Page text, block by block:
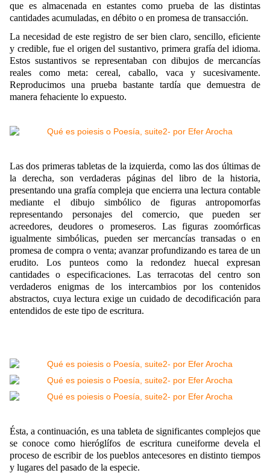
que es almacenada en estantes como prueba de las distintas
cantidades acumuladas, en débito o en promesa de transacción.
La necesidad de este registro de ser bien claro, sencillo, eficiente
y credible, fue el origen del sustantivo, primera grafía del idioma.
Estos sustantivos se representaban con dibujos de mercancías
reales como meta: cereal, caballo, vaca y sucesivamente.
Reproducimos una prueba bastante tardía que demuestra de
manera fehaciente lo expuesto.
Las dos primeras tabletas de la izquierda, como las dos últimas de
la derecha, son verdaderas páginas del libro de la historia,
presentando una grafía compleja que encierra una lectura contable
mediante el dibujo simbólico de figuras antropomorfas
representando personajes del comercio, que pueden ser
acreedores, deudores o promeseros. Las figuras zoomórficas
igualmente simbólicas, pueden ser mercancías transadas o en
promesa de compra o venta; avanzar profundizando es tarea de un
erudito. Los punteos como la redondez huecal expresan
cantidades o especificaciones. Las terracotas del centro son
verdaderos enigmas de los intercambios por los contenidos
abstractos, cuya lectura exige un cuidado de decodificación para
entendidos de este tipo de escritura.
Ésta, a continuación, es una tableta de significantes complejos que
se conoce como hieróglífos de escritura cuneiforme devela el
proceso de escribir de los pueblos antecesores en distinto tiempos
y lugares del pasado de la especie.